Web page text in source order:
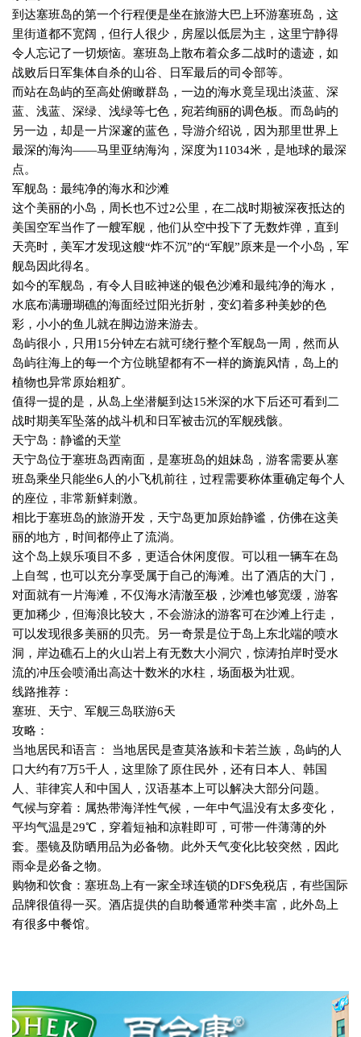
到达塞班岛的第一个行程便是坐在旅游大巴上环游塞班岛，这
里街道都不宽阔，但行人很少，房屋以低层为主，这里宁静得
令人忘记了一切烦恼。塞班岛上散布着众多二战时的遗迹，如
战败后日军集体自杀的山谷、日军最后的司令部等。
而站在岛屿的至高处俯瞰群岛，一边的海水竟呈现出淡蓝、深
蓝、浅蓝、深绿、浅绿等七色，宛若绚丽的调色板。而岛屿的
另一边，却是一片深邃的蓝色，导游介绍说，因为那里世界上
最深的海沟——马里亚纳海沟，深度为11034米，是地球的最深
点。
军舰岛：最纯净的海水和沙滩
这个美丽的小岛，周长也不过2公里，在二战时期被深夜抵达的
美国空军当作了一艘军舰，他们从空中投下了无数炸弹，直到
天亮时，美军才发现这艘“炸不沉”的“军舰”原来是一个小岛，军
舰岛因此得名。
如今的军舰岛，有令人目眩神迷的银色沙滩和最纯净的海水，
水底布满珊瑚礁的海面经过阳光折射，变幻着多种美妙的色
彩，小小的鱼儿就在脚边游来游去。
岛屿很小，只用15分钟左右就可绕行整个军舰岛一周，然而从
岛屿往海上的每一个方位眺望都有不一样的旖旎风情，岛上的
植物也异常原始粗犷。
值得一提的是，从岛上坐潜艇到达15米深的水下后还可看到二
战时期美军坠落的战斗机和日军被击沉的军舰残骸。
天宁岛：静谧的天堂
天宁岛位于塞班岛西南面，是塞班岛的姐妹岛，游客需要从塞
班岛乘坐只能坐6人的小飞机前往，过程需要称体重确定每个人
的座位，非常新鲜刺激。
相比于塞班岛的旅游开发，天宁岛更加原始静谧，仿佛在这美
丽的地方，时间都停止了流淌。
这个岛上娱乐项目不多，更适合休闲度假。可以租一辆车在岛
上自驾，也可以充分享受属于自己的海滩。出了酒店的大门，
对面就有一片海滩，不仅海水清澈至极，沙滩也够宽缓，游客
更加稀少，但海浪比较大，不会游泳的游客可在沙滩上行走，
可以发现很多美丽的贝壳。另一奇景是位于岛上东北端的喷水
洞，岸边礁石上的火山岩上有无数大小洞穴，惊涛拍岸时受水
流的冲压会喷涌出高达十数米的水柱，场面极为壮观。
线路推荐：
塞班、天宁、军舰三岛联游6天
攻略：
当地居民和语言： 当地居民是查莫洛族和卡若兰族，岛屿的人
口大约有7万5千人，这里除了原住民外，还有日本人、韩国
人、菲律宾人和中国人，汉语基本上可以解决大部分问题。
气候与穿着：属热带海洋性气候，一年中气温没有太多变化，
平均气温是29℃，穿着短袖和凉鞋即可，可带一件薄薄的外
套。墨镜及防晒用品为必备物。此外天气变化比较突然，因此
雨伞是必备之物。
购物和饮食：塞班岛上有一家全球连锁的DFS免税店，有些国际
品牌很值得一买。酒店提供的自助餐通常种类丰富，此外岛上
有很多中餐馆。